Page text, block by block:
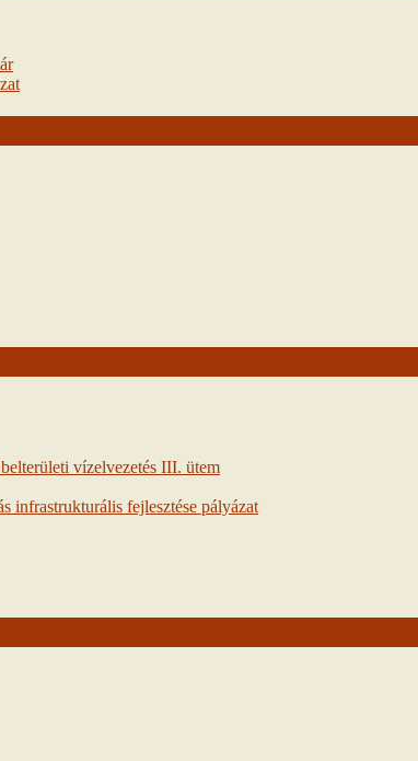
vízelvezetés III. ütem
infrastrukturális fejlesztése pályázat